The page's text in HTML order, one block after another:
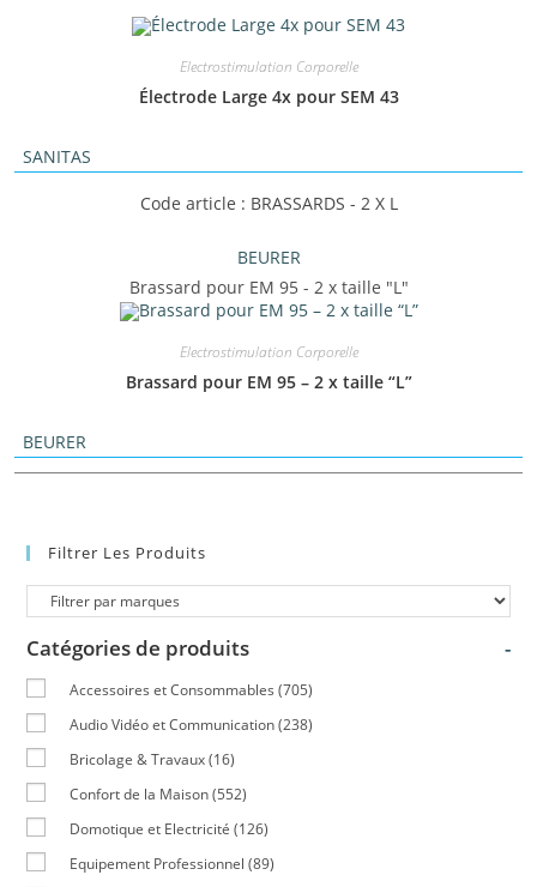
Electrostimulation Corporelle
Électrode Large 4x pour SEM 43
SANITAS
Code article : BRASSARDS - 2 X L
BEURER
Brassard pour EM 95 - 2 x taille "L"
Electrostimulation Corporelle
Brassard pour EM 95 – 2 x taille “L”
BEURER
Filtrer Les Produits
Catégories de produits -
Accessoires et Consommables (705)
Audio Vidéo et Communication (238)
Bricolage & Travaux (16)
Confort de la Maison (552)
Domotique et Electricité (126)
Equipement Professionnel (89)